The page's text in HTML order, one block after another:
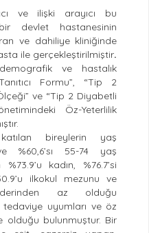
ve ilişki arayıcı bu
devlet hastanesinin
ve dahiliye kliniğinde
ile gerçekleştirilmiştir.
ve hastalık
Formu”, “Tip 2
ve “Tip 2 Diyabetli
Öz-Yeterlilik
bireylerin yaş
%60,6’sı 55-74 yaş
%73.9’u kadın, %76.7’si
ilkokul mezunu ve
az olduğu
tedaviye uyumları ve öz
olduğu bulunmuştur. Bir